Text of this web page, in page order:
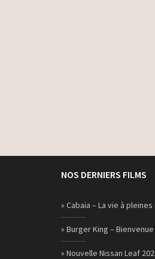
NOS DERNIERS FILMS
» Cabaia – La vie à pleines
» Burger King –
» Nouvelle Nissan Leaf